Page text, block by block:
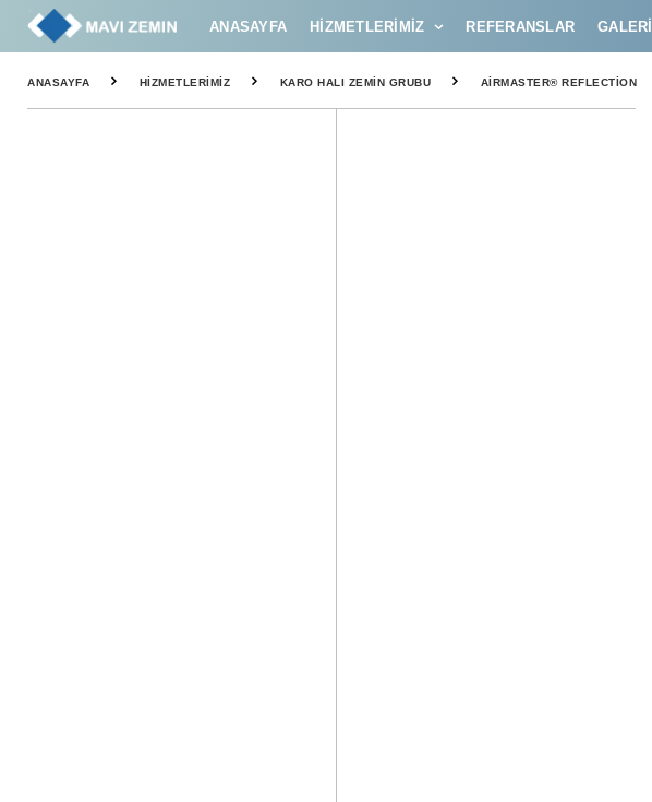
ANASAYFA HIZMETLERIMIZ REFERANSLAR GALERI
ANASAYFA HIZMETLERIMIZ KARO HALI ZEMIN GRUBU AIRMASTER® REFLECTION